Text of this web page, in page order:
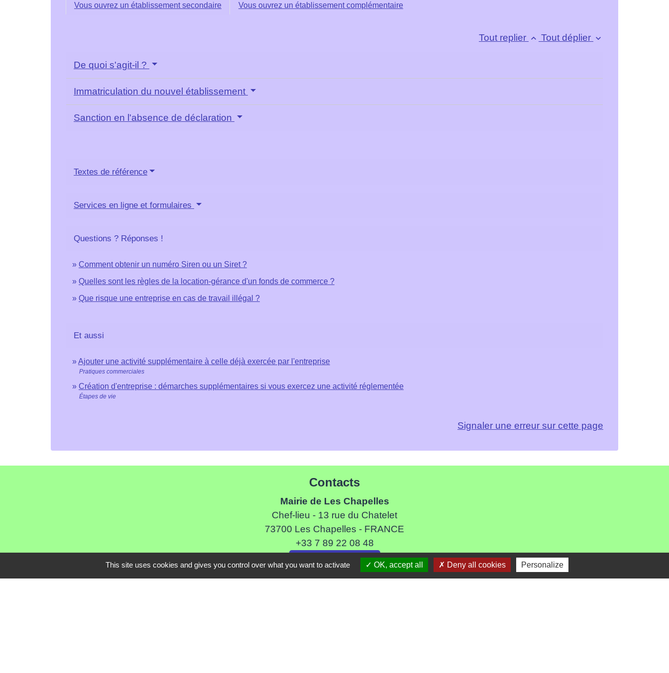
Vous ouvrez un établissement secondaire Vous ouvrez un établissement complémentaire
Tout replier keyboard_arrow_up Tout déplier keyboard_arrow_down
De quoi s'agit-il ?
Immatriculation du nouvel établissement
Sanction en l'absence de déclaration
Textes de référence
Services en ligne et formulaires
Questions ? Réponses !
Comment obtenir un numéro Siren ou un Siret ?
Quelles sont les règles de la location-gérance d'un fonds de commerce ?
Que risque une entreprise en cas de travail illégal ?
Et aussi
Ajouter une activité supplémentaire à celle déjà exercée par l'entreprise
Pratiques commerciales
Création d'entreprise : démarches supplémentaires si vous exercez une activité réglementée
Étapes de vie
Signaler une erreur sur cette page
Contacts
Mairie de Les Chapelles
Chef-lieu - 13 rue du Chatelet
73700 Les Chapelles - FRANCE
+33 7 89 22 08 48
Contact par formulaire
This site uses cookies and gives you control over what you want to activate OK, accept all Deny all cookies Personalize